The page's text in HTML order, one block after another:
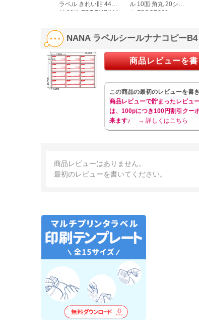
ラベル きれい貼 44面
付 20枚 EDT-TMEX44
ル 10面 角丸 20シー
ト FSCOP868
NANA ラベルシールナナコピー
商品レビューを
この商品の最初のレビューを書
商品レビューで貯まったレビュ
は、100pにつき100円割引クー
来ます♪
→ 詳しくはこちら
商品レビューはありません。
最初のレビューを書いてください。